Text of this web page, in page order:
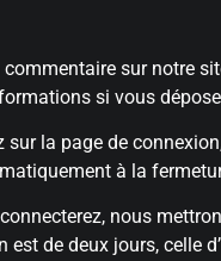
sur notre
si vous
sur la page de
à la
nous
est de deux jours, celle